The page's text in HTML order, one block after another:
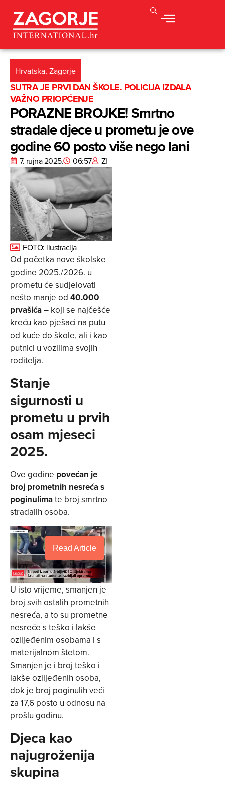
Hrvatska, Zagorje
SUTRA JE PRVI DAN ŠKOLE. POLICIJA IZDALA
VAŽNO PRIOPĆENJE
PORAZNE BROJKE! Smrtno
stradale djece u prometu je ove
godine 60 posto više nego lani
7. rujna 2025. 06:57 ZI
FOTO: ilustracija
Od početka nove školske
godine 2025./2026. u
prometu će sudjelovati
nešto manje od 40.000
prvašića– koji se najčešće
kreću kao pješaci na putu
od kuće do škole, ali i kao
putnici u vozilima svojih
roditelja.
Stanje
sigurnosti u
prometu u prvih
osam mjeseci
2025.
Ove godine povećan je
broj prometnih nesreća s
poginulimate broj smrtno
stradalih osoba.
Read Article
U isto vrijeme, smanjen je
broj svih ostalih prometnih
nesreća, a to su prometne
nesreće s teško i lakše
ozlijeđenim osobama i s
materijalnom štetom.
Smanjen je i broj teško i
lakše ozlijeđenih osoba,
dok je broj poginulih veći
za 17,6 posto u odnosu na
prošlu godinu.
Djeca kao
najugroženija
skupina